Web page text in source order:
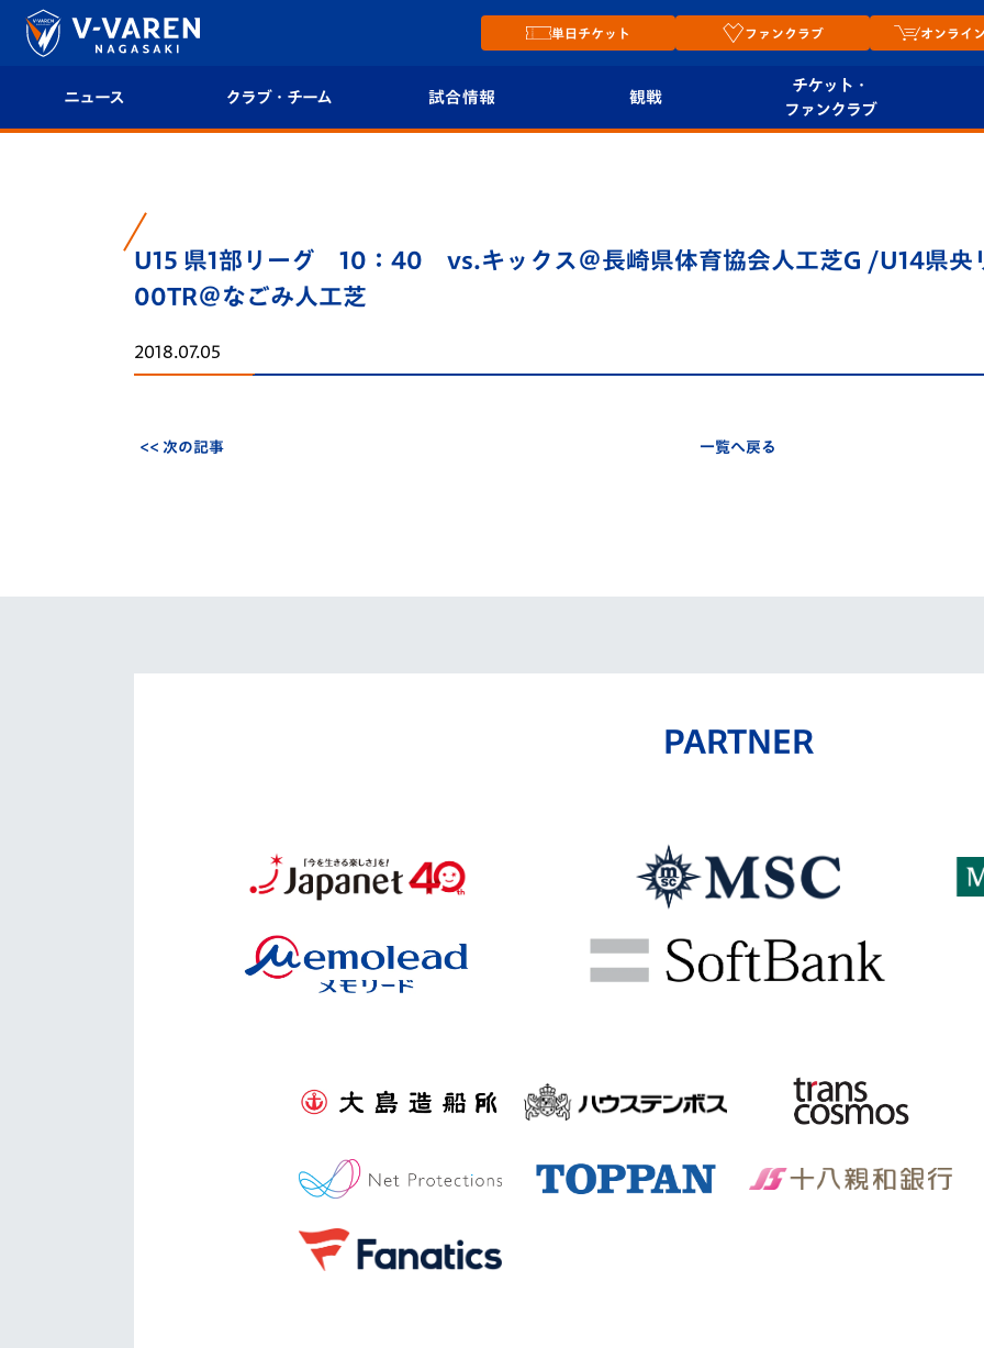
単日チケット ファンクラブ オンライン
ニュース クラブ・チーム
クラブ概要
選手プロフィール
スタッフプロフィール
試合情報
順位表
フォトギャラリー
観戦
セス
チケット・
ファンクラブ
プレイヤーズスイート
U15 県1部リーグ 10：40 vs.キックス＠長崎県体育協会人工芝G /U14県
00TR＠なごみ人工芝
2018.07.05
<< 次の記事 一覧へ戻る
PARTNER